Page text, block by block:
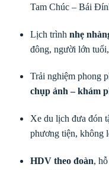
Tam Chúc – Bái
Lịch trình nhẹ
đông, người lớn
Trải nghiệm phong
chụp ảnh – khám
Xe du lịch đưa đón
phương tiện, không
HDV theo đoàn,